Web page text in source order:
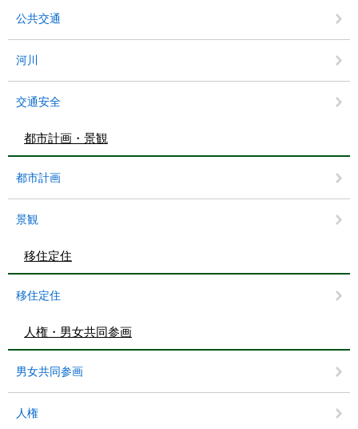
公共交通
河川
交通安全
都市計画・景観
都市計画
景観
移住定住
移住定住
人権・男女共同参画
男女共同参画
人権